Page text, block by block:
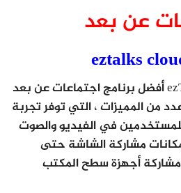
عن بعد
يُعد ezTalks Cloud meeting أفضل برنامج اجتماعات عن بعد
من المميزات ، التي توفر تجربة
في الفيديو والصوت
مشاركة الشاشة حتى
أجهزة سطح المكتب